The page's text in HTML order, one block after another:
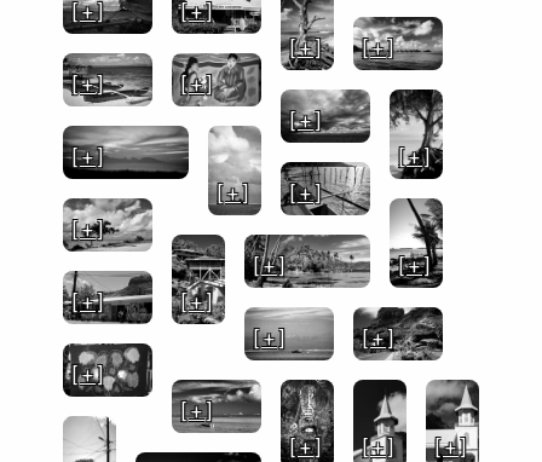
[ + ]
[ + ]
[ + ]
[ + ]
[ + ]
[ + ]
[ + ]
[ + ]
[ + ]
[ + ]
[ + ]
[ + ]
[ + ]
[ + ]
[ + ]
[ + ]
[ + ]
[ + ]
[ + ]
[ + ]
[ + ]
[ + ]
[ + ]